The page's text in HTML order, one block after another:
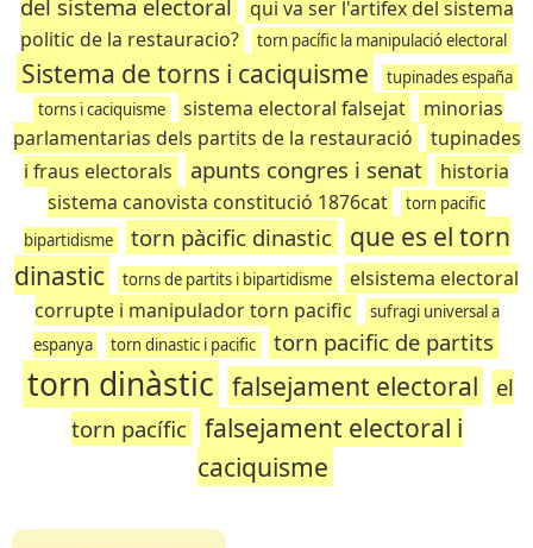
del sistema electoral
qui va ser l'artifex del sistema
politic de la restauracio?
torn pacífic la manipulació electoral
Sistema de torns i caciquisme
tupinades españa
torns i caciquisme
sistema electoral falsejat
minorias
parlamentarias dels partits de la restauració
tupinades
i fraus electorals
apunts congres i senat
historia
sistema canovista constitució 1876cat
torn pacific
bipartidisme
torn pàcific dinastic
que es el torn
dinastic
torns de partits i bipartidisme
elsistema electoral
corrupte i manipulador torn pacific
sufragi universal a
espanya
torn dinastic i pacific torn pacific de partits
torn dinàstic falsejament electoral
el
torn pacífic
falsejament electoral i
caciquisme